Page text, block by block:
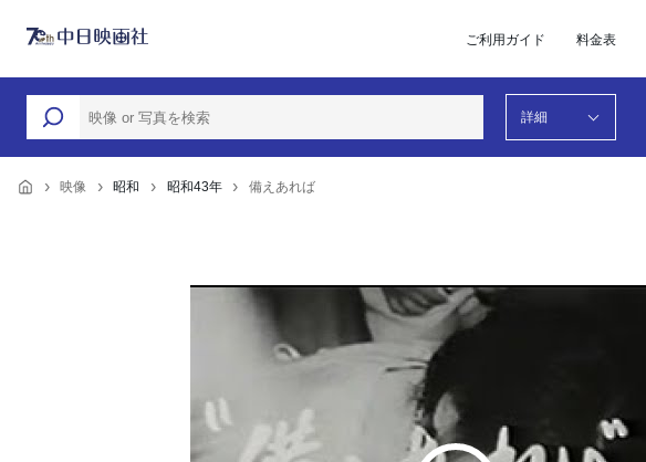
ご利用ガイド 料金表
詳細
映像 昭和 昭和43年 備えあれば